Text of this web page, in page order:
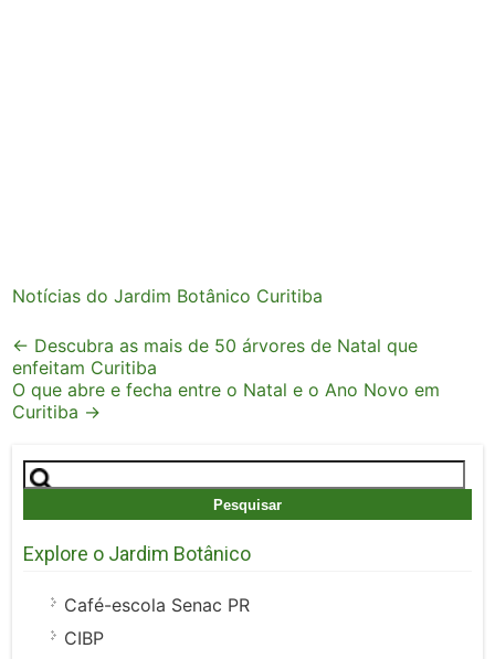
Notícias do Jardim Botânico Curitiba
Post
navigation
← Descubra as mais de 50 árvores de Natal que
enfeitam Curitiba
O que abre e fecha entre o Natal e o Ano Novo em
Curitiba →
Pesquisar
por:
Explore o Jardim Botânico
Café-escola Senac PR
CIBP